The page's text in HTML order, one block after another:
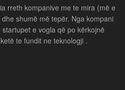
rreth kompanive me te mira (më e
shumë më tepër. Nga kompani
e vogla që po kërkojnë
te fundit ne teknologji .